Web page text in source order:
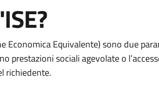
Economica Equivalente) sono due
sociali agevolate o
richiedente.